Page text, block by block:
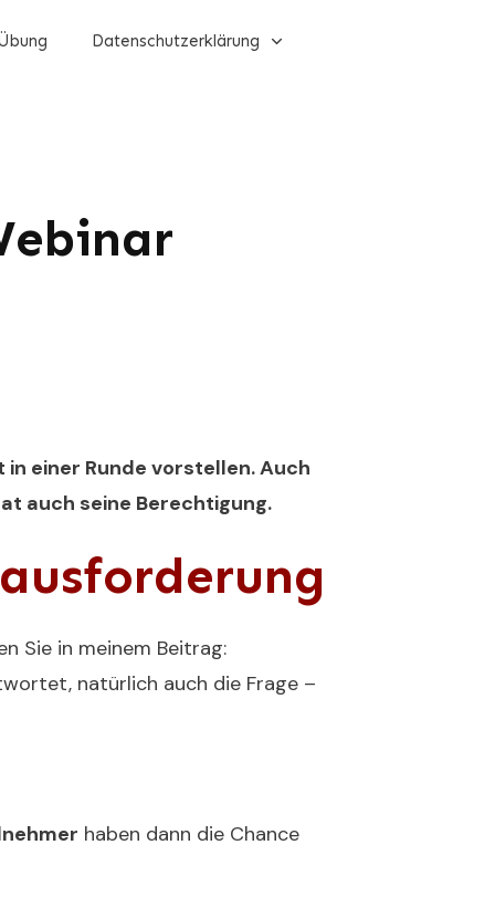
Datenschutzerklärung
einer Runde vorstellen. Auch
auch seine Berechtigung.
Sie in meinem Beitrag:
natürlich auch die Frage –
haben dann die Chance